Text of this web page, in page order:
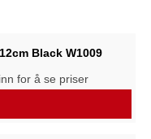
Black W1009
for å se priser